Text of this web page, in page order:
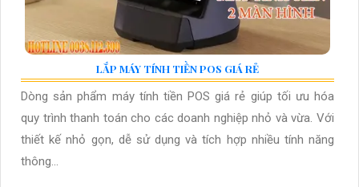
LẮP MÁY TÍNH TIỀN POS GIÁ RẺ
Dòng sản phẩm máy tính tiền POS giá rẻ giúp tối ưu hóa
quy trình thanh toán cho các doanh nghiệp nhỏ và vừa. Với
thiết kế nhỏ gọn, dễ sử dụng và tích hợp nhiều tính năng
thông...